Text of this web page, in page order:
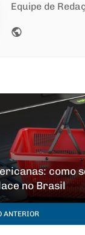
Equipe de
como
no Brasil
ANTERIOR